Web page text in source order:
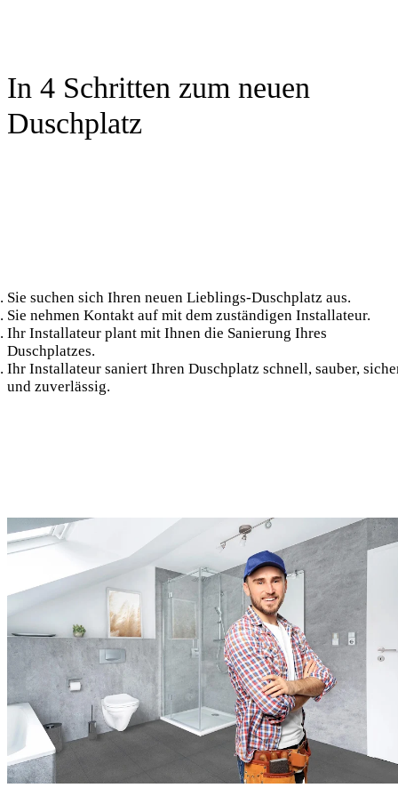
macht
den
In 4 Schritten zum neuen
Duschplatz
Sie suchen sich Ihren neuen Lieblings-Duschplatz aus.
Sie nehmen Kontakt auf mit dem zuständigen Installateur.
Ihr Installateur plant mit Ihnen die Sanierung Ihres
Duschplatzes.
Ihr Installateur saniert Ihren Duschplatz schnell, sauber,
und zuverlässig.